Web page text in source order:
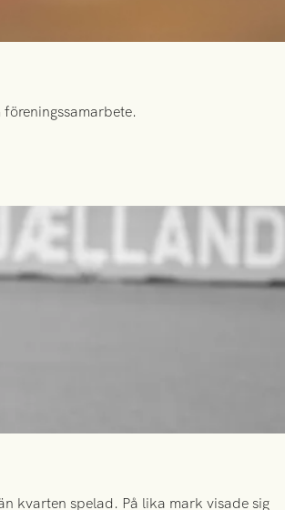
kvarten spelad. På lika mark visade sig